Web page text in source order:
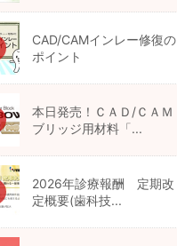
CAD/CAMインレー修復の
ポイント
本日発売！ＣＡＤ/ＣＡＭ
ブリッジ用材料「...
2026年診療報酬 定期改
定概要(歯科技...